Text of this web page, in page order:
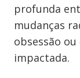
profunda
mudanças
obsessão
impactada.